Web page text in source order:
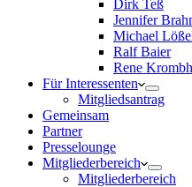
Dirk Teß
Jennifer
Michael
Ralf Baier
Rene
Für Interessenten
Mitgliedsantrag
Gemeinsam
Partner
Presselounge
Mitgliederbereich
Mitgliederbereich